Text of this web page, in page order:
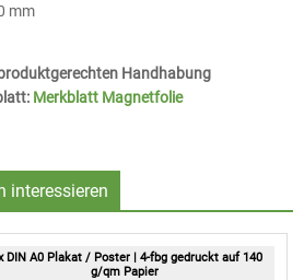
mm
Handhabung
Merkblatt Magnetfolie
interessieren
DIN A0 Plakat / Poster | 4-fbg gedruckt auf 140
g/qm Papier